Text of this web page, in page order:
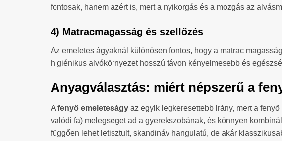
fontosak, hanem azért is, mert a nyikorgás és a mozgás az
4) Matracmagasság és szellőzés
Az emeletes ágyaknál különösen fontos, hogy a matrac
higiénikus alvókörnyezet hosszú távon kényelmesebb és
Anyagválasztás: miért népszerű a
A fenyő emeleteságy az egyik legkeresettebb irány, mert a
valódi fa) melegséget ad a gyerekszobának, és könnyen
függően lehet letisztult, skandináv hangulatú, de akár